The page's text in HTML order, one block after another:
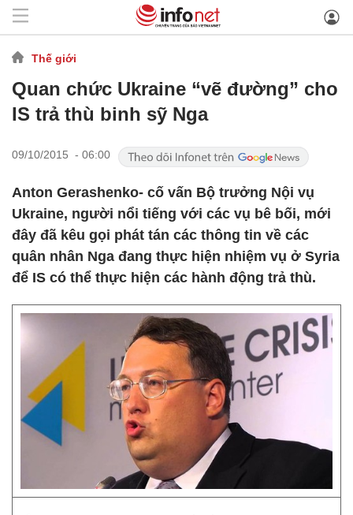
Thế giới
Quan chức Ukraine “vẽ đường” cho
IS trả thù binh sỹ Nga
09/10/2015 - 06:00
Anton Gerashenko- cố vấn Bộ trưởng Nội vụ
Ukraine, người nổi tiếng với các vụ bê bối, mới
đây đã kêu gọi phát tán các thông tin về các
quân nhân Nga đang thực hiện nhiệm vụ ở Syria
để IS có thể thực hiện các hành động trả thù.